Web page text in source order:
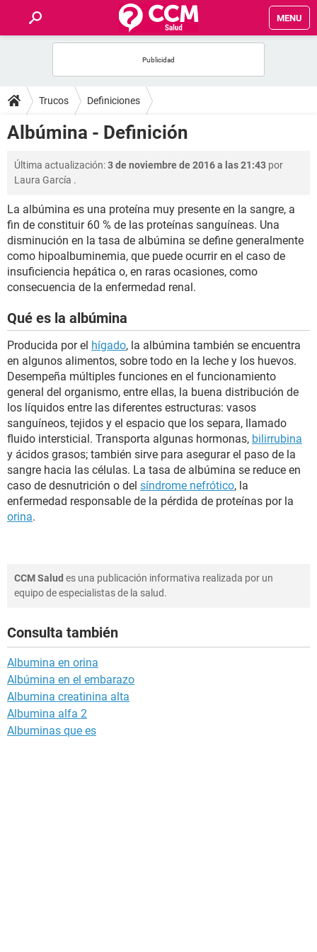
MENU
FOROS
SALUD
FAMILIA
BIENESTAR
SEXUALIDAD
Trucos Definiciones
Albúmina - Definición
Última actualización:3 de noviembre de 2016 a las 21:43 por
Laura García .
La albúmina es una proteína muy presente en la sangre, a
fin de constituir 60 % de las proteínas sanguíneas. Una
disminución en la tasa de albúmina se define generalmente
como hipoalbuminemia, que puede ocurrir en el caso de
insuficiencia hepática o, en raras ocasiones, como
consecuencia de la enfermedad renal.
Qué es la albúmina
Producida por el hígado, la albúmina también se encuentra
en algunos alimentos, sobre todo en la leche y los huevos.
Desempeña múltiples funciones en el funcionamiento
general del organismo, entre ellas, la buena distribución de
los líquidos entre las diferentes estructuras: vasos
sanguíneos, tejidos y el espacio que los separa, llamado
fluido intersticial. Transporta algunas hormonas, bilirrubina
y ácidos grasos; también sirve para asegurar el paso de la
sangre hacia las células. La tasa de albúmina se reduce en
caso de desnutrición o del síndrome nefrótico, la
enfermedad responsable de la pérdida de proteínas por la
orina.
CCM Salud es una publicación informativa realizada por un
equipo de especialistas de la salud.
Consulta también
Albumina en orina
Albúmina en el embarazo
Albumina creatinina alta
Albumina alfa 2
Albuminas que es